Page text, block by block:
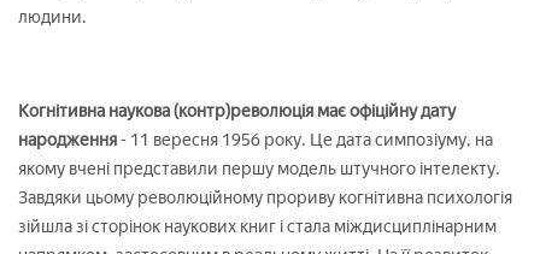
людини.
Когнітивна наукова (контр)революція має офіційну дату
народження - 11 вересня 1956 року. Це дата симпозіуму, на
якому вчені представили першу модель штучного інтелекту.
Завдяки цьому революційному прориву когнітивна психологія
зійшла зі сторінок наукових книг і стала міждисциплінарним